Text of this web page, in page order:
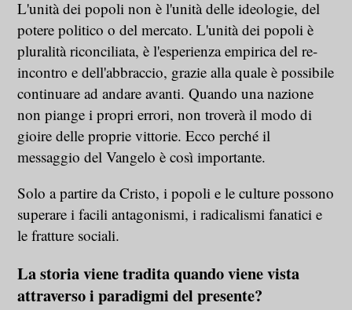
L'unità dei popoli non è l'unità delle ideologie, del
potere politico o del mercato. L'unità dei popoli è
pluralità riconciliata, è l'esperienza empirica del re-
incontro e dell'abbraccio, grazie alla quale è possibile
continuare ad andare avanti. Quando una nazione
non piange i propri errori, non troverà il modo di
gioire delle proprie vittorie. Ecco perché il
messaggio del Vangelo è così importante.
Solo a partire da Cristo, i popoli e le culture possono
superare i facili antagonismi, i radicalismi fanatici e
le fratture sociali.
La storia viene tradita quando viene vista
attraverso i paradigmi del presente?